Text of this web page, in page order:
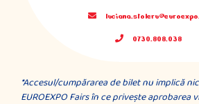
0730.808.038
*Accesul/cumpărarea de bilet nu implică
EUROEXPO Fairs în ce priveşte aprobarea